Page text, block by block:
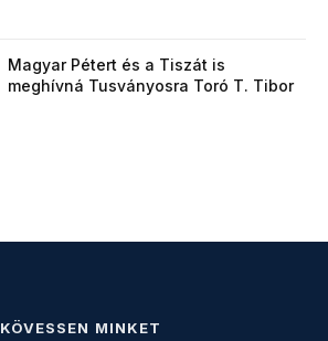
Magyar Pétert és a Tiszát is
meghívná Tusványosra Toró T. Tibor
KÖVESSEN MINKET